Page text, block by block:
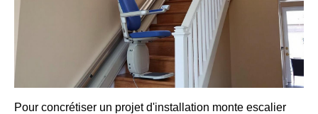
Pour concrétiser un projet d'installation monte escalier